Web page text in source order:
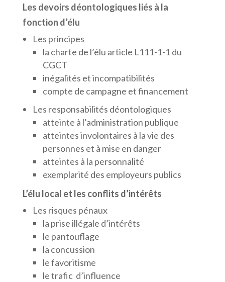
Les devoirs déontologiques liés à la
fonction d’élu
Les principes
la charte de l’élu article L111-1-1 du
CGCT
inégalités et incompatibilités
compte de campagne et financement
Les responsabilités déontologiques
atteinte à l’administration publique
atteintes involontaires à la vie des
personnes et à mise en danger
atteintes à la personnalité
exemplarité des employeurs publics
L’élu local et les conflits d’intérêts
Les risques pénaux
la prise illégale d’intérêts
le pantouflage
la concussion
le favoritisme
le trafic d’influence